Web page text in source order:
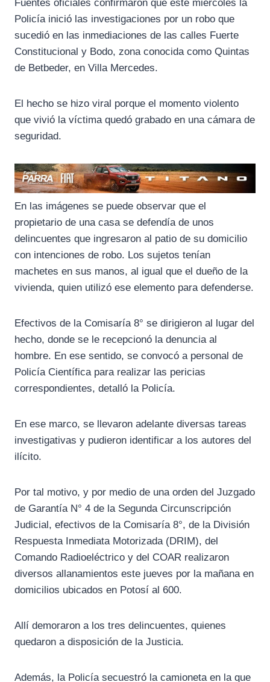
c
e
b
l
e
g
r
a
t
s
Fuentes oficiales confirmaron que este miércoles la
Policía inició las investigaciones por un robo que
sucedió en las inmediaciones de las calles Fuerte
Constitucional y Bodo, zona conocida como Quintas
de Betbeder, en Villa Mercedes.
El hecho se hizo viral porque el momento violento
que vivió la víctima quedó grabado en una cámara de
seguridad.
En las imágenes se puede observar que el
propietario de una casa se defendía de unos
delincuentes que ingresaron al patio de su domicilio
con intenciones de robo. Los sujetos tenían
machetes en sus manos, al igual que el dueño de la
vivienda, quien utilizó ese elemento para defenderse.
Efectivos de la Comisaría 8° se dirigieron al lugar del
hecho, donde se le recepcionó la denuncia al
hombre. En ese sentido, se convocó a personal de
Policía Científica para realizar las pericias
correspondientes, detalló la Policía.
En ese marco, se llevaron adelante diversas tareas
investigativas y pudieron identificar a los autores del
ilícito.
Por tal motivo, y por medio de una orden del Juzgado
de Garantía N° 4 de la Segunda Circunscripción
Judicial, efectivos de la Comisaría 8°, de la División
Respuesta Inmediata Motorizada (DRIM), del
Comando Radioeléctrico y del COAR realizaron
diversos allanamientos este jueves por la mañana en
domicilios ubicados en Potosí al 600.
Allí demoraron a los tres delincuentes, quienes
quedaron a disposición de la Justicia.
Además, la Policía secuestró la camioneta en la que